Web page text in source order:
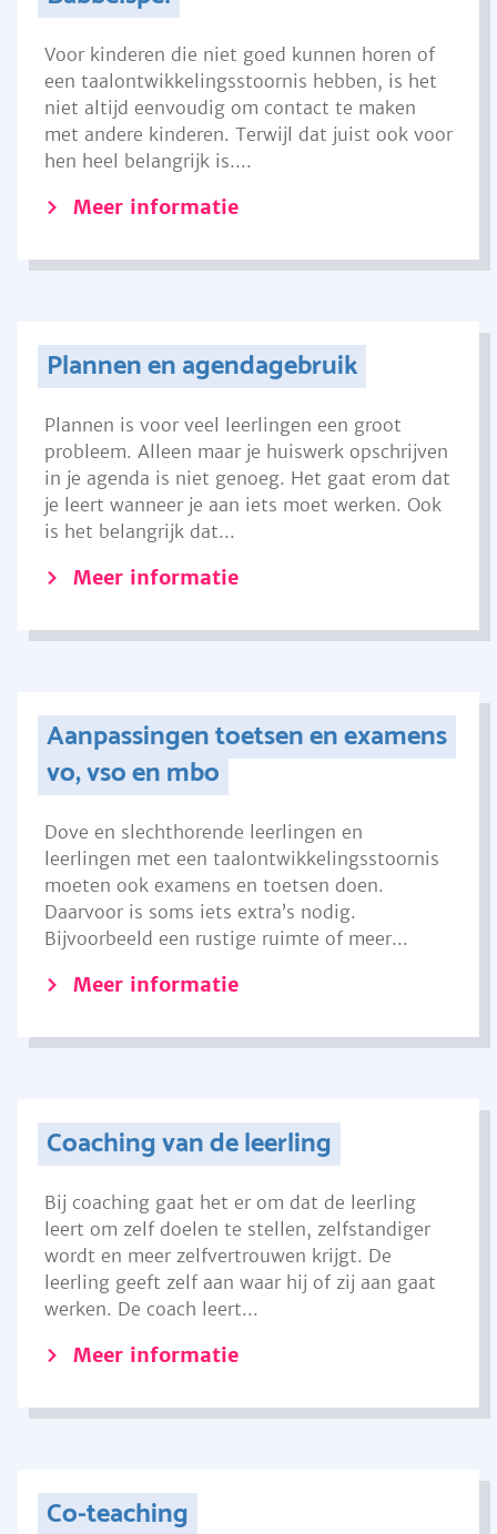
Voor kinderen die niet goed kunnen horen of
een taalontwikkelingsstoornis hebben, is het
niet altijd eenvoudig om contact te maken
met andere kinderen. Terwijl dat juist ook voor
hen heel belangrijk is....
Meer informatie
Plannen en agendagebruik
Plannen is voor veel leerlingen een groot
probleem. Alleen maar je huiswerk opschrijven
in je agenda is niet genoeg. Het gaat erom dat
je leert wanneer je aan iets moet werken. Ook
is het belangrijk dat...
Meer informatie
Aanpassingen toetsen en examens
vo, vso en mbo
Dove en slechthorende leerlingen en
leerlingen met een taalontwikkelingsstoornis
moeten ook examens en toetsen doen.
Daarvoor is soms iets extra’s nodig.
Bijvoorbeeld een rustige ruimte of meer...
Meer informatie
Coaching van de leerling
Bij coaching gaat het er om dat de leerling
leert om zelf doelen te stellen, zelfstandiger
wordt en meer zelfvertrouwen krijgt. De
leerling geeft zelf aan waar hij of zij aan gaat
werken. De coach leert...
Meer informatie
Co-teaching